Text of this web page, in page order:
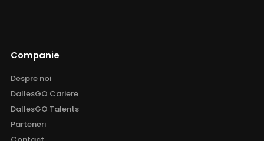
Companie
Despre noi
DallesGO Cariere
DallesGO Talents
Parteneri